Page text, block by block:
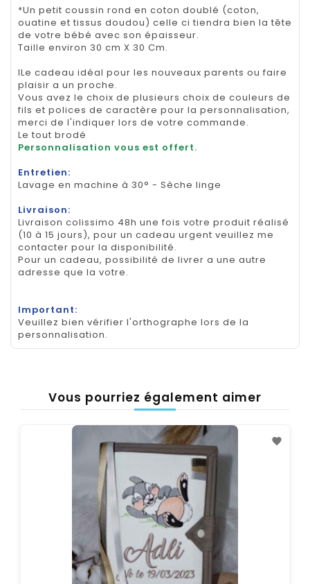
*Un petit coussin rond en coton doublé (coton,
ouatine et tissus doudou) celle ci tiendra bien la tête
de votre bébé avec son épaisseur.
Taille environ 30 cm X 30 Cm.
lLe cadeau idéal pour les nouveaux parents ou faire
plaisir a un proche.
Vous avez le choix de plusieurs choix de couleurs de
fils et polices de caractère pour la personnalisation,
merci de l'indiquer lors de votre commande.
Le tout brodé
Personnalisation vous est offert.
Entretien:
Lavage en machine à 30° - Sèche linge
Livraison:
Livraison colissimo 48h une fois votre produit réalisé
(10 à 15 jours), pour un cadeau urgent veuillez me
contacter pour la disponibilité.
Pour un cadeau, possibilité de livrer a une autre
adresse que la votre.
Important:
Veuillez bien vérifier l'orthographe lors de la
personnalisation.
Vous pourriez également aimer